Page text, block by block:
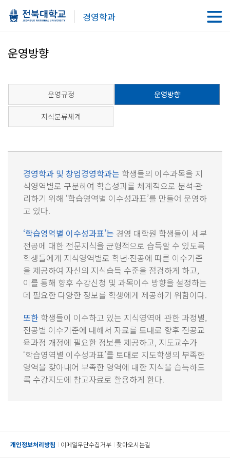
경영학과
운영방향
운영규정 운영방향
지식분류체계
경영학과 및 창업경영학과는 학생들의 이수과목을 지
식영역별로 구분하여 학습성과를 체계적으로 분석·관
리하기 위해 ‘학습영역별 이수성과표’를 만들어 운영하
고 있다.
‘학습영역별 이수성과표’는 경영 대학원 학생들이 세부
전공에 대한 전문지식을 균형적으로 습득할 수 있도록
학생들에게 지식영역별로 학년·전공에 따른 이수기준
을 제공하여 자신의 지식습득 수준을 점검하게 하고,
이를 통해 향후 수강신청 및 과목이수 방향을 설정하는
데 필요한 다양한 정보를 학생에게 제공하기 위함이다.
또한 학생들이 이수하고 있는 지식영역에 관한 과정별,
전공별 이수기준에 대해서 자료를 토대로 향후 전공교
육과정 개정에 필요한 정보를 제공하고, 지도교수가
‘학습영역별 이수성과표’를 토대로 지도학생의 부족한
영역을 찾아내어 부족한 영역에 대한 지식을 습득하도
록 수강지도에 참고자료로 활용하게 한다.
개인정보처리방침 이메일무단수집거부 찾아오시는길